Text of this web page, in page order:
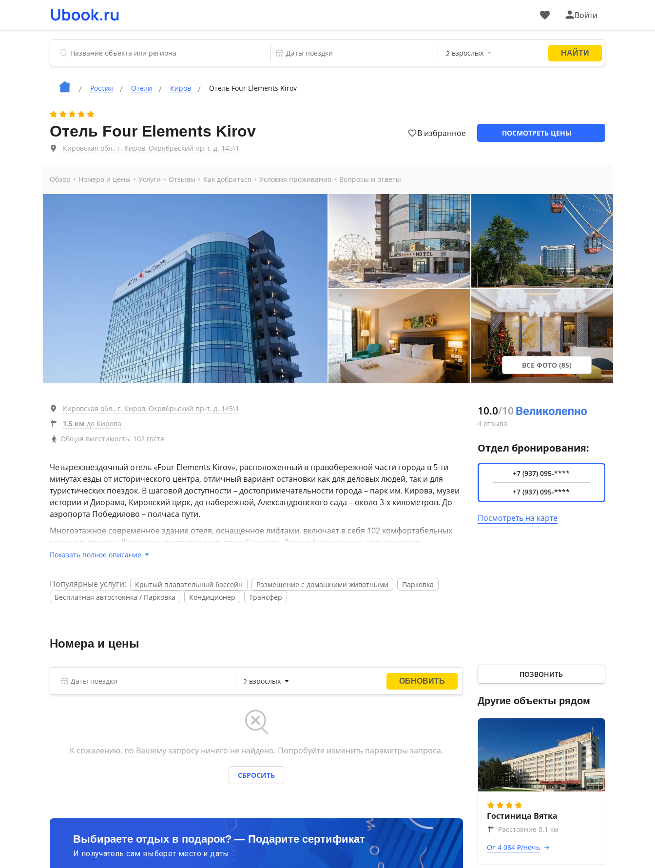
Войти
Россия Отели Киров Отель Four Elements Kirov
Отель Four Elements Kirov
Кировская обл., г. Киров, Окрябрьский пр-т, д. 145\1
В избранное ПОСМОТРЕТЬ ЦЕНЫ
Обзор Номера и цены Услуги Отзывы Как добраться Условия проживания Вопросы и ответы
ВСЕ ФОТО (85)
Кировская обл., г. Киров, Окрябрьский пр-т, д. 145\1
1.5 км до Кирова
Общая вместимость: 102 гостя
Четырехзвездочный отель «Four Elements Kirov», расположенный в правобережной части города в 5-ти
минутах езды от исторического центра, отличный вариант остановки как для деловых людей, так и для
туристических поездок. В шаговой доступности – достопримечательности города – парк им. Кирова, музеи
истории и Диорама, Кировский цирк, до набережной, Александровского сада – около 3-х километров. До
аэропорта Победилово – полчаса пути.
Многоэтажное современное здание отеля, оснащенное лифтами, включает в себя 102 комфортабельных
стильных номера. Двухместные номера категории Стандарт, Люкс и Апартаменты, соответствуют
европейским стандартам. В каждом есть качественный мебельный гарнитур, необходимая бытовая
В распоряжении гостей крытый бассейн и фитнес-зал с тренажерами, доступны услуги прачечной,
охраняемая автостоянка, беспроводной интернет. Для деловых мероприятий в отеле организовано
несколько современных конференц-залов, оснащенных всем необходимым оборудованием.
Показать полное описание
Популярные услуги: Крытый плавательный бассейн Размещение с домашними животными
Парковка
Бесплатная автостоянка / Парковка
Кондиционер Трансфер
Номера и цены
К сожалению, по Вашему запросу ничего не найдено. Попробуйте изменить параметры запроса.
СБРОСИТЬ
Выбираете отдых в подарок? — Подарите сертификат
И получатель сам выберет место и даты
10.0/10
4 отзыва
Отдел бронирования:
+7 (937) 095-****
+7 (937) 095-****
Посмотреть на карте
ПОЗВОНИТЬ
Другие объекты рядом
Гостиница Вятка
Расстояние 0.1 км
От 4 084 ₽/ночь